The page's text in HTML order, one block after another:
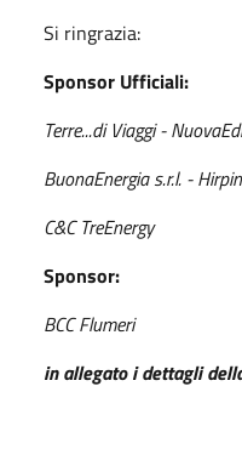
Si ringrazia:
Sponsor Ufficiali:
Terre...di Viaggi -
BuonaEnergia s.r.l. -
C&C TreEnergy
Sponsor:
BCC Flumeri
in allegato i dettagli